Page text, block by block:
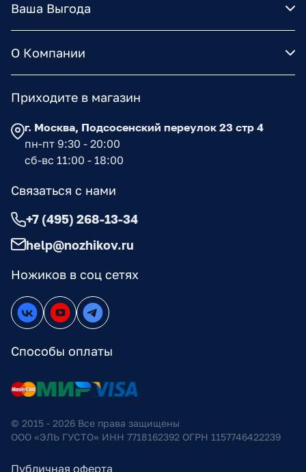
Ваша Выгода
О Компании
Ножиков в соц сетях
Способы оплаты
Приходите в магазин
г. Москва, Подсосенский переулок 23 стр 4
пн-пт 9:30 - 20:00
сб-вс 11:00 - 18:00
Связаться с нами
+7 (495) 268-13-34
help@nozhikov.ru
© 2015 - 2026 Все права защищены
ООО «ЭЛЬ ГУСТО» ИНН 7718162392 ОГРН 1157746422239
Публичная оферта